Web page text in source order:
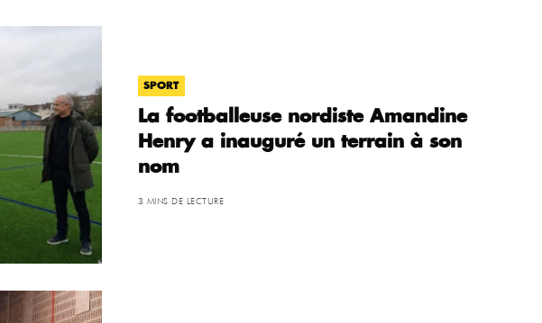
SPORT
La footballeuse nordiste Amandine
Henry a inauguré un terrain à son
nom
3 MINS DE LECTURE